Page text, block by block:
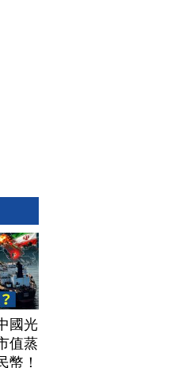
國光
值蒸
幣！